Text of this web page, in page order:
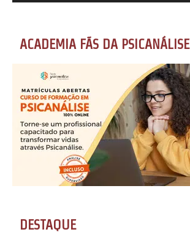
ACADEMIA FÃS DA PSICANÁLISE
DESTAQUE